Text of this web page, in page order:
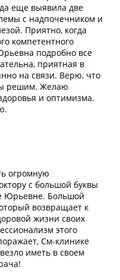
еще выявила две
с надпочечником и
Приятно, когда
компетентного
подробно все
приятная в
на связи. Верю, что
решим. Желаю
и оптимизма.
огромную
с большой буквы
Юрьевне. Большой
возвращает к
жизни своих
этого
См-клинике
иметь в своем